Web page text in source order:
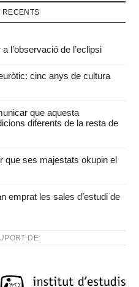
RECENTS
l’observació de l’eclipsi
cinc anys de cultura
que aquesta
diferents de la resta de
que ses majestats okupin el
emprat les sales d’estudi de
DE: